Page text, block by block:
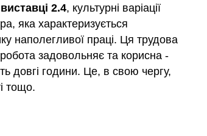
виставці 2.4, культурні варіації
яка характеризується
наполегливої праці. Ця трудова
задовольняє та корисна -
довгі години. Це, в свою чергу,
тощо.